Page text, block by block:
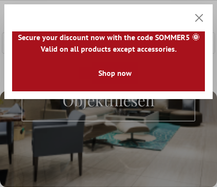
Räume Gewerbe Objektfliesen
Gewerbe
Objektfliesen
Secure your discount now with the code SOMMER5 🌞
Valid on all products except accessories.
Shop now